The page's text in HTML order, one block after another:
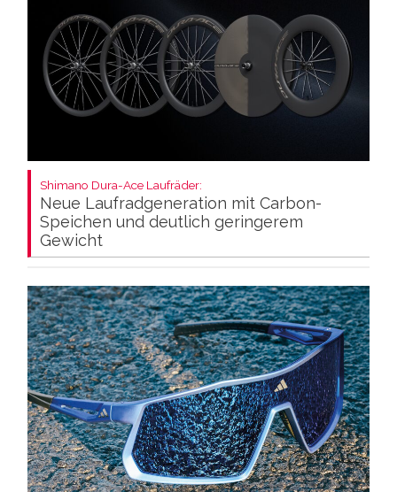
Shimano Dura-Ace Laufräder:
Neue Laufradgeneration mit Carbon-
Speichen und deutlich geringerem
Gewicht